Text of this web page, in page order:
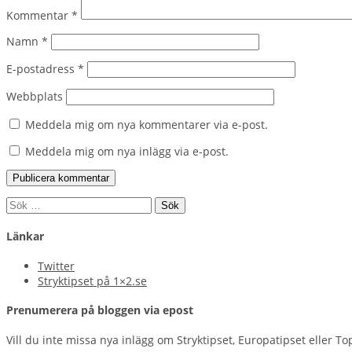
Kommentar *
Namn *
E-postadress *
Webbplats
Meddela mig om nya kommentarer via e-post.
Meddela mig om nya inlägg via e-post.
Sök
Länkar
Twitter
Stryktipset på 1×2.se
Prenumerera på bloggen via epost
Vill du inte missa nya inlägg om Stryktipset, Europatipset eller